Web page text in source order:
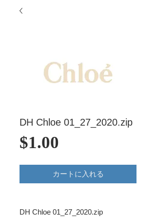
DH Chloe 01_27_2020.zip
$1.00
格
カートに入れる
DH Chloe 01_27_2020.zip